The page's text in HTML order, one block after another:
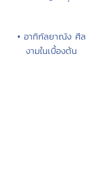
• อาทิกัลยาณัง ศีล
งามในเบื้องต้น